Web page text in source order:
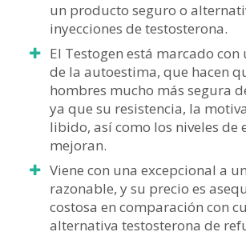
un producto seguro o
inyecciones de testosterona.
El Testogen está marcado
de la autoestima, que hacen
hombres mucho más segura
ya que su resistencia, la
libido, así como los niveles de
mejoran.
Viene con una excepcional a
razonable, y su precio es
costosa en comparación con
alternativa testosterona de